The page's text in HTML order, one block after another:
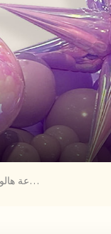
5 قطعة / المجموعة هالوين مهرجان مايلر مجموعة مصدر البالون